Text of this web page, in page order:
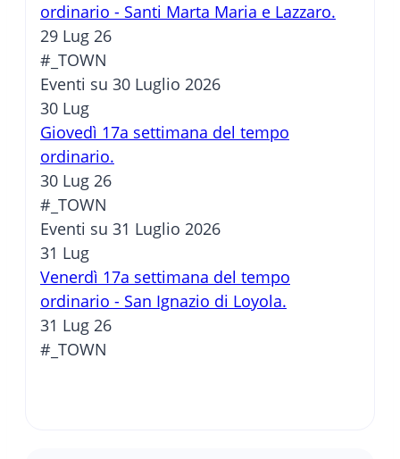
ordinario - Santi Marta Maria e Lazzaro.
29 Lug 26
#_TOWN
Eventi su 30 Luglio 2026
30 Lug
Giovedì 17a settimana del tempo
ordinario.
30 Lug 26
#_TOWN
Eventi su 31 Luglio 2026
31 Lug
Venerdì 17a settimana del tempo
ordinario - San Ignazio di Loyola.
31 Lug 26
#_TOWN